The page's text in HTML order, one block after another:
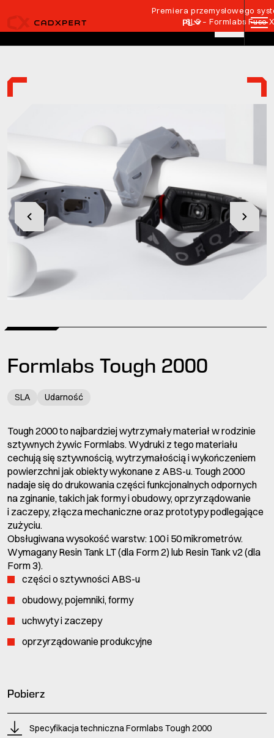
Premiera przemysłowego
SLS – Formlabs Fuse
PL
Formlabs Tough 2000
SLA Udarność
Tough 2000 to najbardziej wytrzymały materiał w rodzinie
sztywnych żywic Formlabs. Wydruki z tego materiału
cechują się sztywnością, wytrzymałością i wykończeniem
powierzchni jak obiekty wykonane z ABS-u. Tough 2000
nadaje się do drukowania części funkcjonalnych odpornych
na zginanie, takich jak formy i obudowy, oprzyrządowanie
i zaczepy, złącza mechaniczne oraz prototypy podlegające
zużyciu.
Obsługiwana wysokość warstw: 100 i 50 mikrometrów.
Wymagany Resin Tank LT (dla Form 2) lub Resin Tank v2 (dla
Form 3).
części o sztywności ABS-u
obudowy, pojemniki, formy
uchwyty i zaczepy
oprzyrządowanie produkcyjne
Pobierz
Specyfikacja techniczna Formlabs Tough 2000